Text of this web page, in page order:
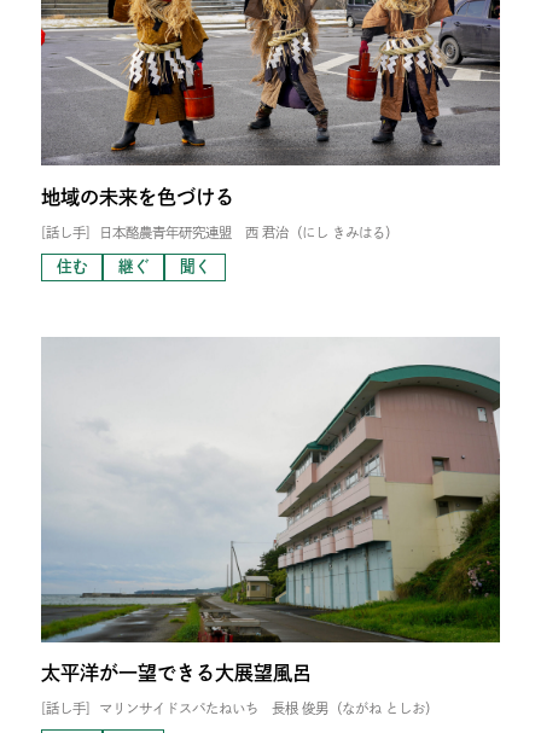
地域の未来を色づける
[話し手] 日本酪農青年研究連盟 西 君治（にし きみはる）
住む 継ぐ 聞く
太平洋が一望できる大展望風呂
[話し手] マリンサイドスパたねいち 長根 俊男（ながね としお）